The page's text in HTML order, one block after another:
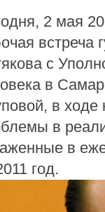
2 мая
встреча
с
в
в ходе
в
в
год.